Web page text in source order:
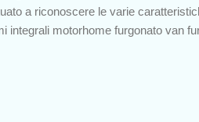
a riconoscere le varie
integrali motorhome furgonato van
Hotel, il più economico al mondo .